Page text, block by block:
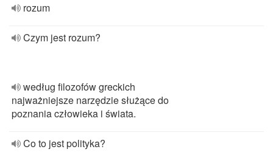
rozum
Czym jest rozum?
według filozofów greckich
najważniejsze narzędzie służące do
poznania człowieka i świata.
Co to jest polityka?